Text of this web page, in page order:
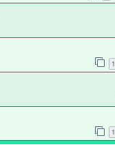
1
1